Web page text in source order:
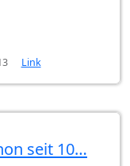
Link
seit 10…